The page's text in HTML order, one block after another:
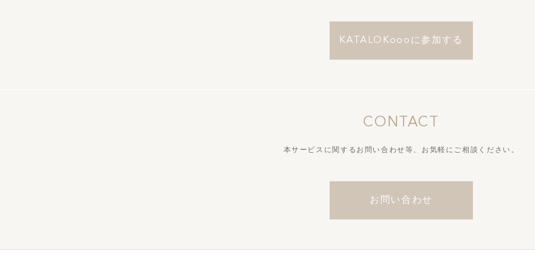
KATALOKoooに参加する
CONTACT
本サービスに関するお問い合わせ等、 お気軽にご相談ください。
お問い合わせ